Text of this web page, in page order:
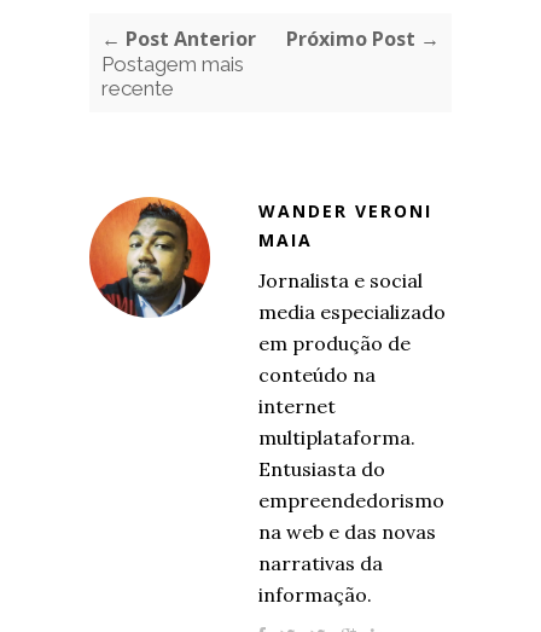
← Post Anterior
Postagem mais
recente
Próximo Post →
WANDER VERONI
MAIA
Jornalista e social
media especializado
em produção de
conteúdo na
internet
multiplataforma.
Entusiasta do
empreendedorismo
na web e das novas
narrativas da
informação.